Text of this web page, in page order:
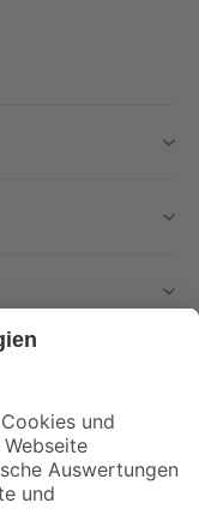
mehr verpassen!